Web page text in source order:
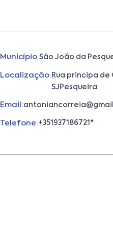
Município:São João da
Localização: Rua principa de
SJPesqueira
Email:
Telefone:+351937186721*